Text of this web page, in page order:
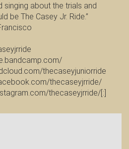
singing about the trials and
be The Casey Jr. Ride.”
thecaseyjuniorride
thecaseyjrride/
thecaseyjrride/[:]